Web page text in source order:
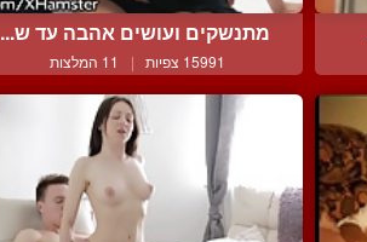
מתנשקים ועושים אהבה עד ש...
15991 צפיות | 11 המלצות